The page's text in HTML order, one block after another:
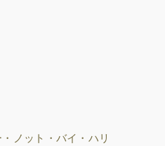
ノット・バイ・ハリ